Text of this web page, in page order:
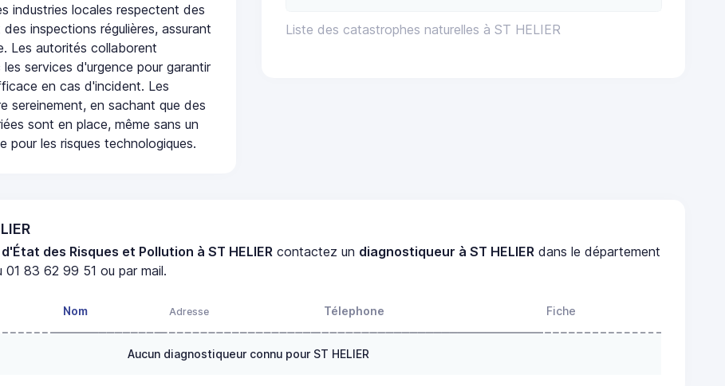
industries locales respectent des
inspections régulières, assurant
Les autorités collaborent
services d'urgence pour garantir
en cas d'incident. Les
sereinement, en sachant que des
sont en place, même sans un
pour les risques technologiques.
Liste des catastrophes naturelles à ST HELIER
des Risques et Pollution à ST HELIER contactez un diagnostiqueur à ST HELIER dans le département
01 83 62 99 51 ou par mail.
Nom Adresse Télephone Fiche
Aucun diagnostiqueur connu pour ST HELIER